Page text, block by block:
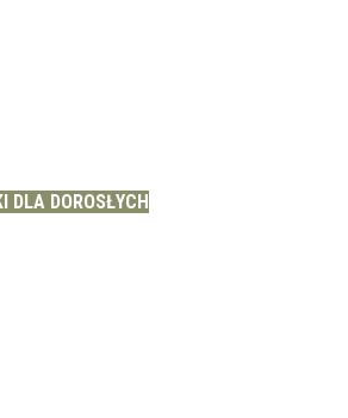
DLA DOROSŁYCH